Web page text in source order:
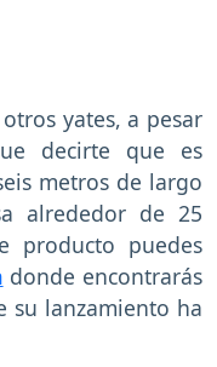
yates, a pesar
decirte que es
metros de largo
alrededor de 25
producto puedes
donde encontrarás
su lanzamiento ha